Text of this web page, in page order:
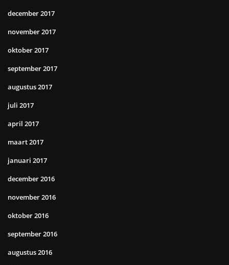
december 2017
november 2017
oktober 2017
september 2017
augustus 2017
juli 2017
april 2017
maart 2017
januari 2017
december 2016
november 2016
oktober 2016
september 2016
augustus 2016